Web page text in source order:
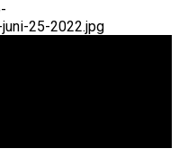
25-2022.jpg